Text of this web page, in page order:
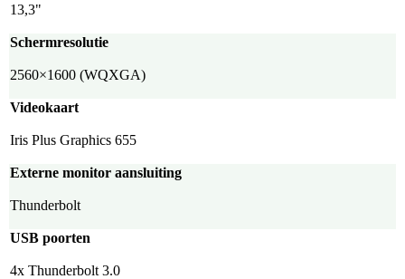
13,3"
Schermresolutie
2560×1600 (WQXGA)
Videokaart
Iris Plus Graphics 655
Externe monitor aansluiting
Thunderbolt
USB poorten
4x Thunderbolt 3.0